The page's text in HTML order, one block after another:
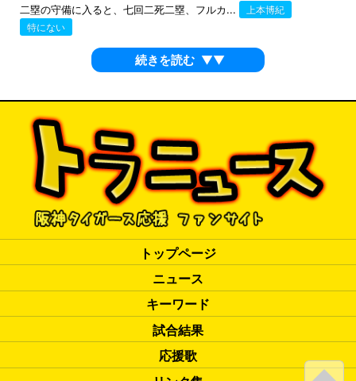
二塁の守備に入ると、七回二死二塁、フルカ...
上本博紀
特にない
続きを読む ▼▼
トップページ
ニュース
キーワード
試合結果
応援歌